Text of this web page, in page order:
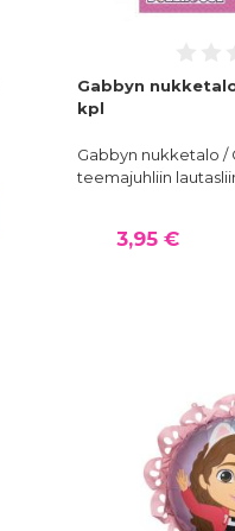
Gabbyn
kpl
Gabbyn nukketalo /
teemajuhliin
3,95 €